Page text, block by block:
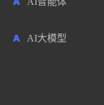
原辅料包材
AI大模型